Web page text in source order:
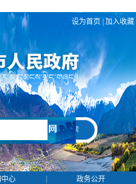
设为首页 加入收藏
搜 索
心
政务公开